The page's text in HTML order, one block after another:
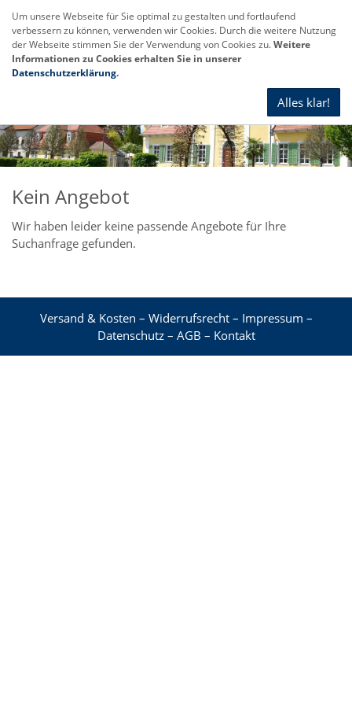
Kein Angebot
Wir haben leider keine passende Angebote für Ihre
Suchanfrage gefunden.
Versand & Kosten – Widerrufsrecht– Impressum –
Datenschutz– AGB – Kontakt
Um unsere Webseite für Sie optimal zu gestalten und fortlaufend
verbessern zu können, verwenden wir Cookies. Durch die weitere Nutzung
der Webseite stimmen Sie der Verwendung von Cookies zu.Weitere
Informationen zu Cookies erhalten Sie in unserer
Datenschutzerklärung.
Alles klar!